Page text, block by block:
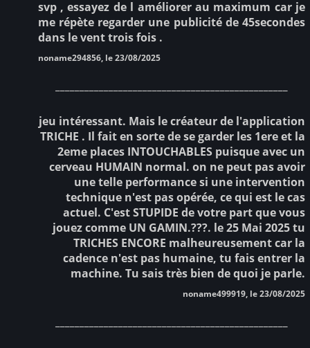
svp , essayez de l améliorer au maximum car je
me répète regarder une publicité de 45secondes
dans le vent trois fois .
noname294856, le 23/08/2025
jeu intéressant. Mais le créateur de l'application
TRICHE . Il fait en sorte de se garder les 1ere et la
2eme places INTOUCHABLES puisque avec un
cerveau HUMAIN normal. on ne peut pas avoir
une telle performance si une intervention
technique n'est pas opérée, ce qui est le cas
actuel. C'est STUPIDE de votre part que vous
jouez comme UN GAMIN.???. le 25 Mai 2025 tu
TRICHES ENCORE malheureusement car la
cadence n'est pas humaine, tu fais entrer la
machine. Tu sais très bien de quoi je parle.
noname499919, le 23/08/2025